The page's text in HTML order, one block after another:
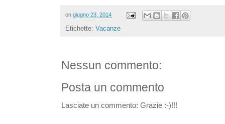
on giugno 23, 2014
Etichette: Vacanze
Nessun commento:
Posta un commento
Lasciate un commento: Grazie :-)!!!